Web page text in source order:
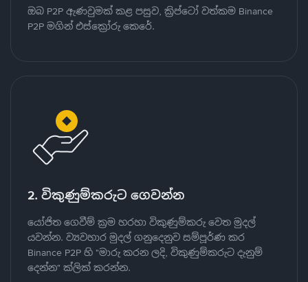
ඔබ P2P ඇණවුමක් කළ පසුව, ක්‍රිප්ටෝ වත්කම Binance
P2P මගින් එස්ක්‍රෝරු කෙරේ.
2. විකුණුම්කරුට ගෙවන්න
යෝජිත ගෙවීම් ක්‍රම හරහා විකුණුම්කරු වෙත මුදල්
යවන්න. ව්‍යවහාර මුදල් ගනුදෙනුව සම්පූර්ණ කර
Binance P2P හි "මාරු කරන ලදි, විකුණුම්කරුට දැනුම්
දෙන්න" ක්ලික් කරන්න.